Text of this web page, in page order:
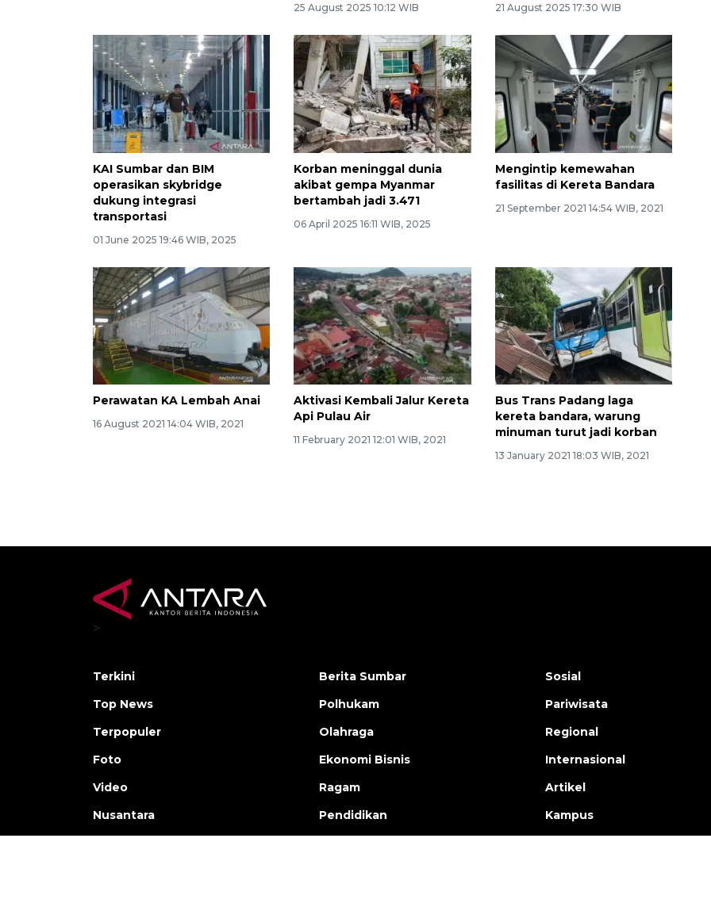
25 August 2025 10:12 WIB 21 August 2025 17:30 WIB
KAI Sumbar dan BIM
operasikan skybridge
dukung integrasi
transportasi
01 June 2025 19:46 WIB, 2025
Korban meninggal dunia
akibat gempa Myanmar
bertambah jadi 3.471
06 April 2025 16:11 WIB, 2025
Mengintip kemewahan
fasilitas di Kereta Bandara
21 September 2021 14:54 WIB, 2021
Perawatan KA Lembah Anai
16 August 2021 14:04 WIB, 2021
Aktivasi Kembali Jalur Kereta
Api Pulau Air
11 February 2021 12:01 WIB, 2021
Bus Trans Padang laga
kereta bandara, warung
minuman turut jadi korban
13 January 2021 18:03 WIB, 2021
>
Terkini
Top News
Terpopuler
Foto
Video
Nusantara
Berita Sumbar
Polhukam
Olahraga
Ekonomi Bisnis
Ragam
Pendidikan
Sosial
Pariwisata
Regional
Internasional
Artikel
Kampus